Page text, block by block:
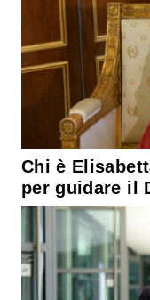
Chi è
per guidare il